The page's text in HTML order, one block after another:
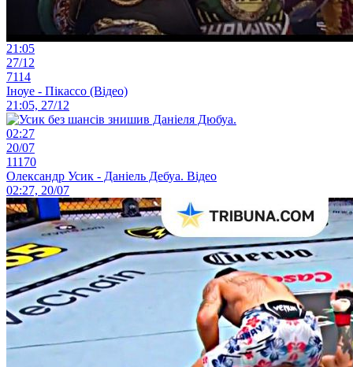
21:05
27/12
7114
Іноуе - Пікассо (Відео)
21:05, 27/12
02:27
20/07
11170
Олександр Усик - Даніель Дебуа. Відео
02:27, 20/07